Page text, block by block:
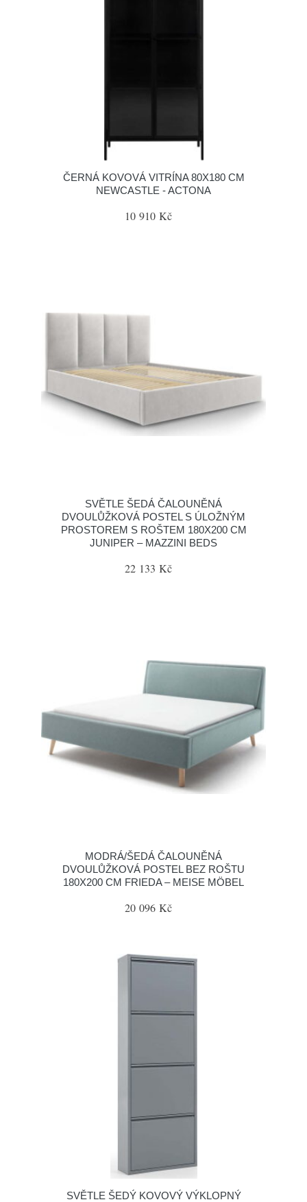
ČERNÁ KOVOVÁ VITRÍNA 80X180 CM
NEWCASTLE - ACTONA
10 910 Kč
SVĚTLE ŠEDÁ ČALOUNĚNÁ
DVOULŮŽKOVÁ POSTEL S ÚLOŽNÝM
PROSTOREM S ROŠTEM 180X200 CM
JUNIPER – MAZZINI BEDS
22 133 Kč
MODRÁ/ŠEDÁ ČALOUNĚNÁ
DVOULŮŽKOVÁ POSTEL BEZ ROŠTU
180X200 CM FRIEDA – MEISE MÖBEL
20 096 Kč
SVĚTLE ŠEDÝ KOVOVÝ VÝKLOPNÝ